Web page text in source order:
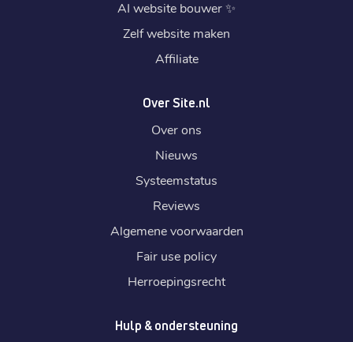
AI website bouwer✨
Zelf website maken
Affiliate
Over Site.nl
Over ons
Nieuws
Systeemstatus
Reviews
Algemene voorwaarden
Fair use policy
Herroepingsrecht
Hulp & ondersteuning